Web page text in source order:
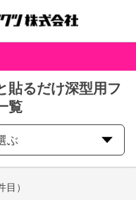
貼るだけ深型用フ
覧
ぶ
目）